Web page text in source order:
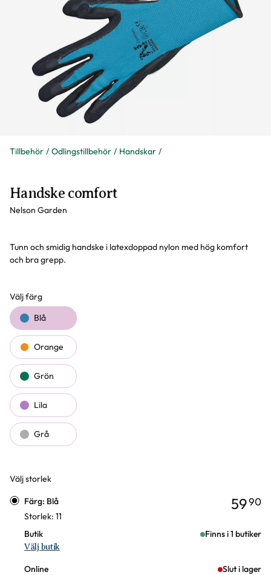
Tillbehör Odlingstillbehör Handskar
Handske comfort
Nelson Garden
Tunn och smidig handske i latexdoppad nylon med hög komfort
och bra grepp.
Välj färg
Färgval
Blå
Orange
Grön
Lila
Grå
Välj storlek
Varianter
Färg: Blå
Storlek: 11
5990
Butik Finns i 1 butiker
Välj butik
Online Slut i lager